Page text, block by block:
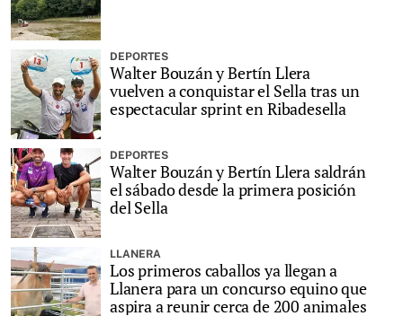
DEPORTES
Walter Bouzán y Bertín Llera
vuelven a conquistar el Sella tras un
espectacular sprint en Ribadesella
DEPORTES
Walter Bouzán y Bertín Llera saldrán
el sábado desde la primera posición
del Sella
LLANERA
Los primeros caballos ya llegan a
Llanera para un concurso equino que
aspira a reunir cerca de 200 animales